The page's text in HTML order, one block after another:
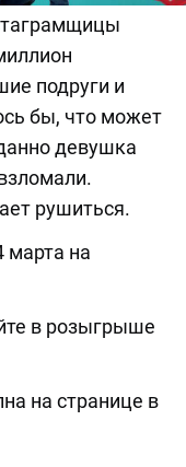
подруги и
бы, что может
девушка
рушиться.
марта на
в розыгрыше
на странице в